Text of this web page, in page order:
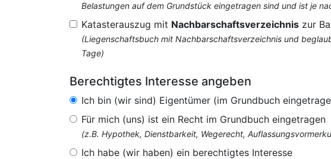
Belastungen auf dem Grundstück eingetragen sind und ist je
Katasterauszug mit Nachbarschaftsverzeichnis zur
(Liegenschaftsbuch mit Nachbarschaftsverzeichnis und
Tage)
Berechtigtes Interesse angeben
Ich bin (wir sind) Eigentümer (im Grundbuch
Für mich (uns) ist ein Recht im Grundbuch eingetragen
(z.B. Hypothek, Dienstbarkeit, Wegerecht,
Ich habe (wir haben) ein berechtigtes Interesse